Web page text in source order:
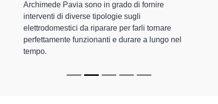
Archimede Pavia sono in grado di fornire
interventi di diverse tipologie sugli
elettrodomestici da riparare per farli tornare
perfettamente funzionanti e durare a lungo nel
tempo.